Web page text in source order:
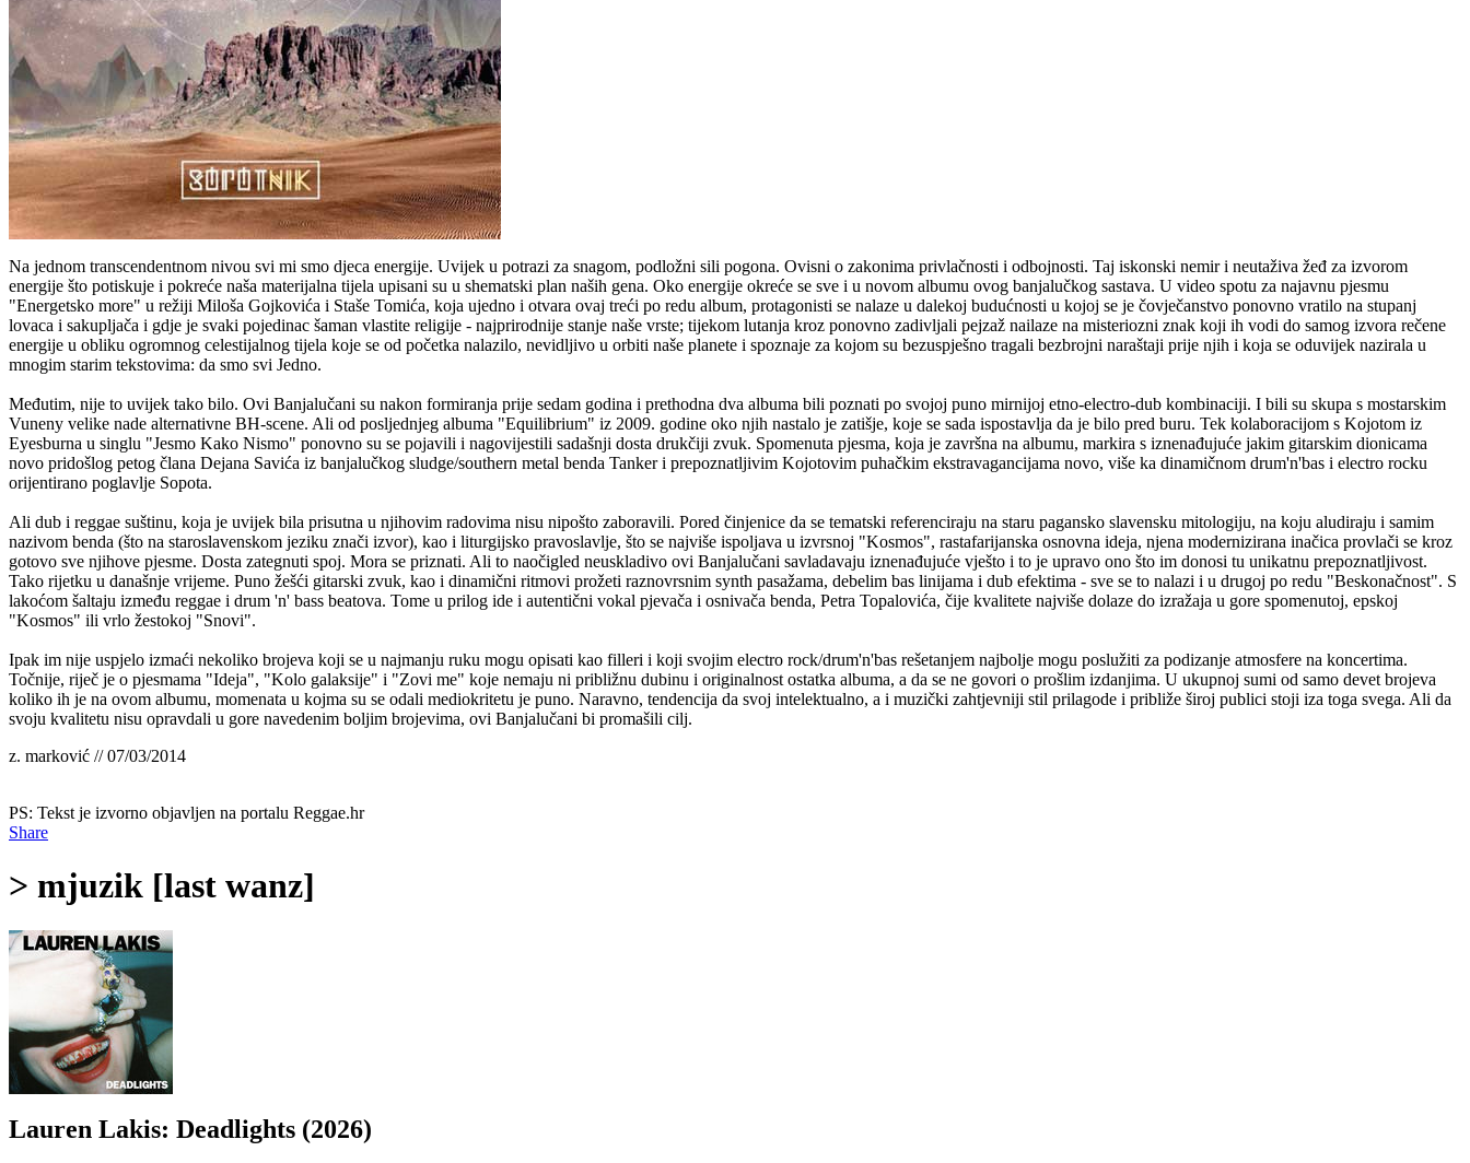
Na jednom transcendentnom nivou svi mi smo djeca energije. Uvijek u potrazi za snagom, podložni sili pogona. Ovisni o zakonima privlačnosti i odbojnosti. Taj iskonski nemir i neutaživa žeđ za izvorom
energije što potiskuje i pokreće naša materijalna tijela upisani su u shematski plan naših gena. Oko energije okreće se sve i u novom albumu ovog banjalučkog sastava. U video spotu za najavnu pjesmu
"Energetsko more" u režiji Miloša Gojkovića i Staše Tomića, koja ujedno i otvara ovaj treći po redu album, protagonisti se nalaze u dalekoj budućnosti u kojoj se je čovječanstvo ponovno vratilo na stupanj
lovaca i sakupljača i gdje je svaki pojedinac šaman vlastite religije - najprirodnije stanje naše vrste; tijekom lutanja kroz ponovno zadivljali pejzaž nailaze na misteriozni znak koji ih vodi do samog izvora rečene
energije u obliku ogromnog celestijalnog tijela koje se od početka nalazilo, nevidljivo u orbiti naše planete i spoznaje za kojom su bezuspješno tragali bezbrojni naraštaji prije njih i koja se oduvijek nazirala u
mnogim starim tekstovima: da smo svi Jedno.
Međutim, nije to uvijek tako bilo. Ovi Banjalučani su nakon formiranja prije sedam godina i prethodna dva albuma bili poznati po svojoj puno mirnijoj etno-electro-dub kombinaciji. I bili su skupa s mostarskim
Vuneny velike nade alternativne BH-scene. Ali od posljednjeg albuma "Equilibrium" iz 2009. godine oko njih nastalo je zatišje, koje se sada ispostavlja da je bilo pred buru. Tek kolaboracijom s Kojotom iz
Eyesburna u singlu "Jesmo Kako Nismo" ponovno su se pojavili i nagovijestili sadašnji dosta drukčiji zvuk. Spomenuta pjesma, koja je završna na albumu, markira s iznenađujuće jakim gitarskim dionicama
novo pridošlog petog člana Dejana Savića iz banjalučkog sludge/southern metal benda Tanker i prepoznatljivim Kojotovim puhačkim ekstravagancijama novo, više ka dinamičnom drum'n'bas i electro rocku
orijentirano poglavlje Sopota.
Ali dub i reggae suštinu, koja je uvijek bila prisutna u njihovim radovima nisu nipošto zaboravili. Pored činjenice da se tematski referenciraju na staru pagansko slavensku mitologiju, na koju aludiraju i samim
nazivom benda (što na staroslavenskom jeziku znači izvor), kao i liturgijsko pravoslavlje, što se najviše ispoljava u izvrsnoj "Kosmos", rastafarijanska osnovna ideja, njena modernizirana inačica provlači se kroz
gotovo sve njihove pjesme. Dosta zategnuti spoj. Mora se priznati. Ali to naočigled neuskladivo ovi Banjalučani savladavaju iznenađujuće vješto i to je upravo ono što im donosi tu unikatnu prepoznatljivost.
Tako rijetku u današnje vrijeme. Puno žešći gitarski zvuk, kao i dinamični ritmovi prožeti raznovrsnim synth pasažama, debelim bas linijama i dub efektima - sve se to nalazi i u drugoj po redu "Beskonačnost". S
lakoćom šaltaju između reggae i drum 'n' bass beatova. Tome u prilog ide i autentični vokal pjevača i osnivača benda, Petra Topalovića, čije kvalitete najviše dolaze do izražaja u gore spomenutoj, epskoj
"Kosmos" ili vrlo žestokoj "Snovi".
Ipak im nije uspjelo izmaći nekoliko brojeva koji se u najmanju ruku mogu opisati kao filleri i koji svojim electro rock/drum'n'bas rešetanjem najbolje mogu poslužiti za podizanje atmosfere na koncertima.
Točnije, riječ je o pjesmama "Ideja", "Kolo galaksije" i "Zovi me" koje nemaju ni približnu dubinu i originalnost ostatka albuma, a da se ne govori o prošlim izdanjima. U ukupnoj sumi od samo devet brojeva
koliko ih je na ovom albumu, momenata u kojma su se odali mediokritetu je puno. Naravno, tendencija da svoj intelektualno, a i muzički zahtjevniji stil prilagode i približe široj publici stoji iza toga svega. Ali da
svoju kvalitetu nisu opravdali u gore navedenim boljim brojevima, ovi Banjalučani bi promašili cilj.
z. marković // 07/03/2014
PS: Tekst je izvorno objavljen na portalu Reggae.hr
Share
> mjuzik [last wanz]
Lauren Lakis: Deadlights (2026)